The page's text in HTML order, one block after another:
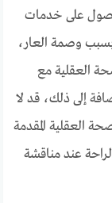
على خدمات
وصمة العار،
العقلية مع
إلى ذلك، قد لا
العقلية المقدمة
عند مناقشة